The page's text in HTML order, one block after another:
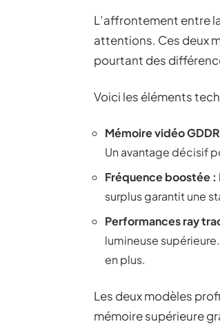
L’affrontement entre
attentions. Ces deux
pourtant des
Voici les éléments
Mémoire vidéo
Un avantage décisif
Fréquence boostée :
surplus garantit une
Performances ray
lumineuse
en plus.
Les deux modèles
mémoire supérieure